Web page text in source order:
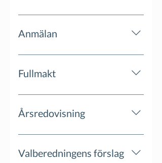
Anmälan
https://www.hoodin.com/anmalan-
bolagsstamma
Fullmakt
Årsredovisning
Publiceras den 12:e april 2024
Valberedningens förslag